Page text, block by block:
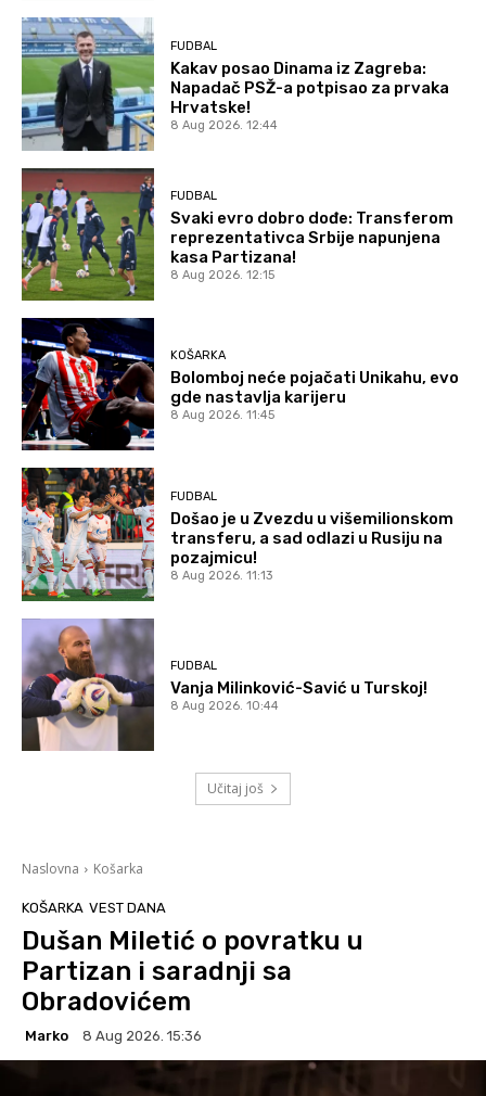
FUDBAL
Kakav posao Dinama iz Zagreba:
Napadač PSŽ-a potpisao za prvaka
Hrvatske!
8 Aug 2026. 12:44
FUDBAL
Svaki evro dobro dođe: Transferom
reprezentativca Srbije napunjena
kasa Partizana!
8 Aug 2026. 12:15
KOŠARKA
Bolomboj neće pojačati Unikahu, evo
gde nastavlja karijeru
8 Aug 2026. 11:45
FUDBAL
Došao je u Zvezdu u višemilionskom
transferu, a sad odlazi u Rusiju na
pozajmicu!
8 Aug 2026. 11:13
FUDBAL
Vanja Milinković-Savić u Turskoj!
8 Aug 2026. 10:44
Učitaj još